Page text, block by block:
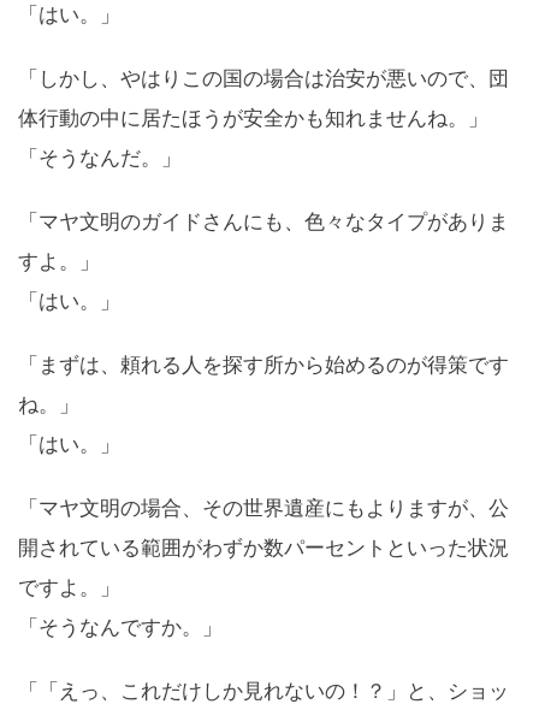
「はい。」
「しかし、やはりこの国の場合は治安が悪いので、団
体行動の中に居たほうが安全かも知れませんね。」
「そうなんだ。」
「マヤ文明のガイドさんにも、色々なタイプがありま
すよ。」
「はい。」
「まずは、頼れる人を探す所から始めるのが得策です
ね。」
「はい。」
「マヤ文明の場合、その世界遺産にもよりますが、公
開されている範囲がわずか数パーセントといった状況
ですよ。」
「そうなんですか。」
「「えっ、これだけしか見れないの！？」と、ショッ